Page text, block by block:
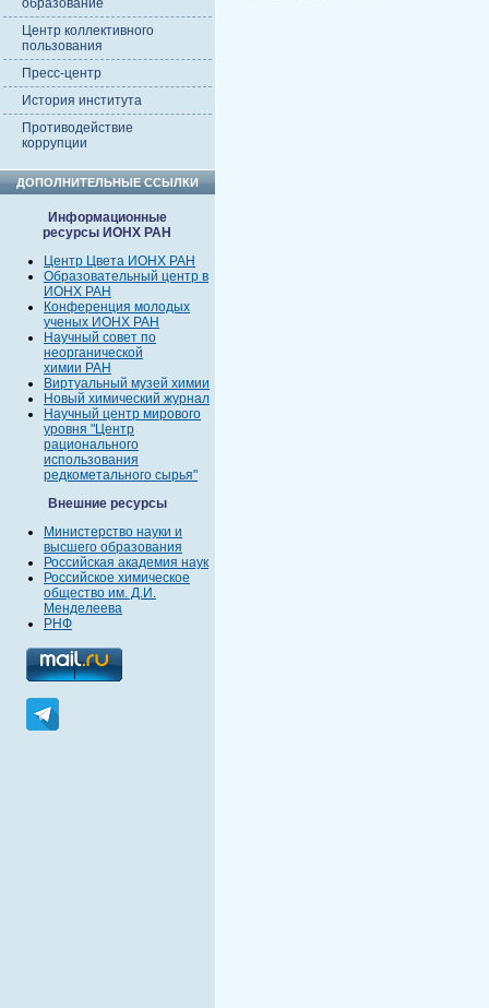
образование
Центр коллективного
пользования
Пресс-центр
История института
Противодействие
коррупции
ДОПОЛНИТЕЛЬНЫЕ ССЫЛКИ
Информационные
ресурсы ИОНХ РАН
Центр Цвета ИОНХ РАН
Образовательный центр в
ИОНХ РАН
Конференция молодых
ученых ИОНХ РАН
Научный совет по
неорганической
химии РАН
Виртуальный музей химии
Новый химический журнал
Научный центр мирового
уровня "Центр
рационального
использования
редкометального сырья"
Внешние ресурсы
Министерство науки и
высшего образования
Российская академия наук
Российское химическое
общество им. Д.И.
Менделеева
РНФ